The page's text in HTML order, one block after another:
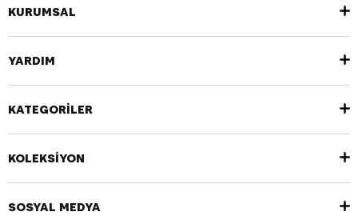
KURUMSAL
YARDIM
KATEGORİLER
KOLEKSİYON
SOSYAL MEDYA